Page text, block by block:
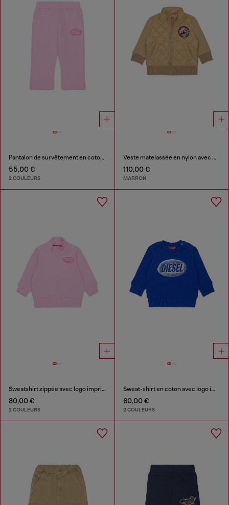
Pantalon de survêtement en coton avec logo imprimé
55,00 €
2 COULEURS
Veste matelassée en nylon avec manches en coton
110,00 €
MARRON
Sweatshirt zippée avec logo imprimé
80,00 €
2 COULEURS
Sweat-shirt en coton avec logo imprimé
60,00 €
2 COULEURS